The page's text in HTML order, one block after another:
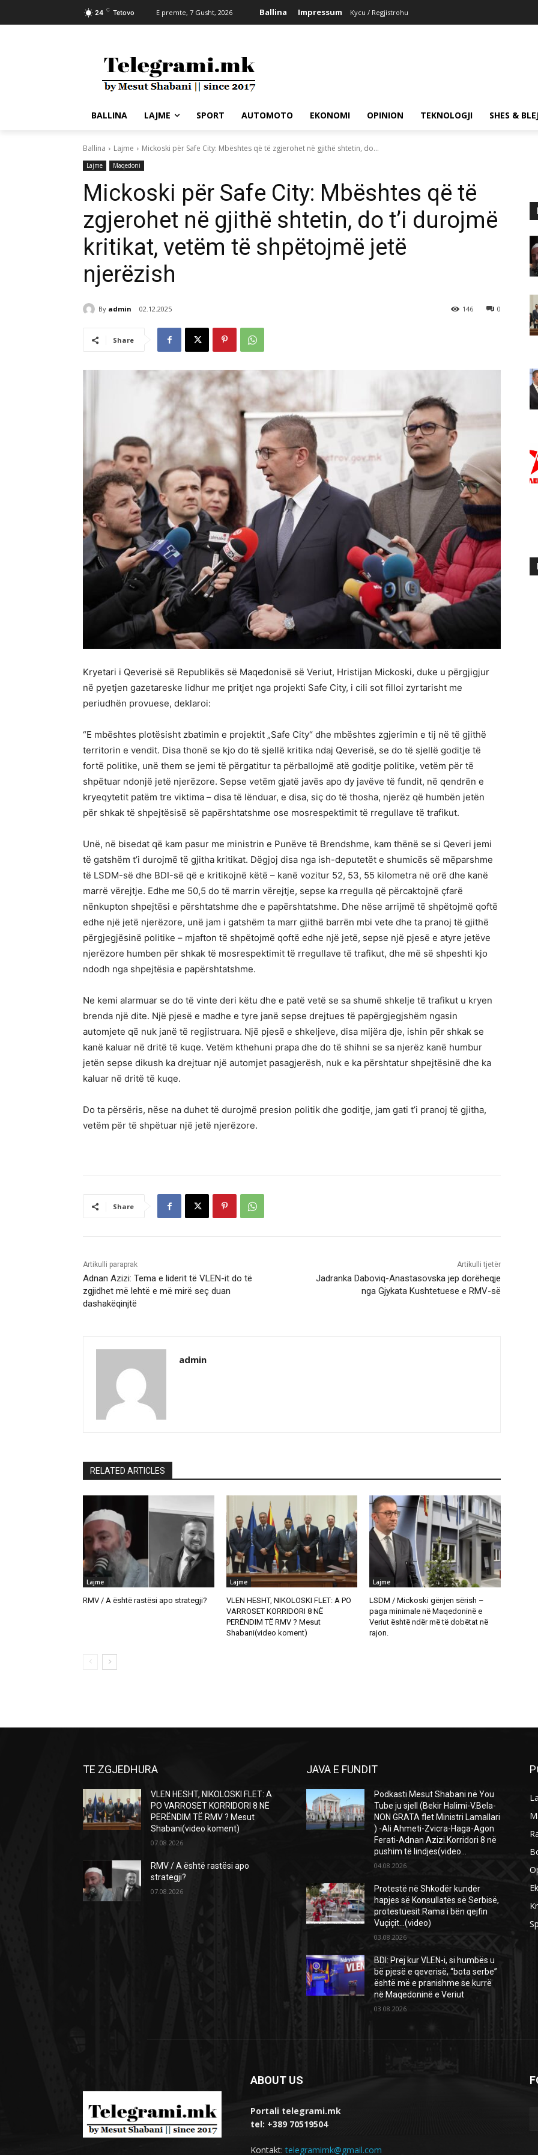
24 C Tetovo E premte, 7 Gusht, 2026 Ballina Impressum Kycu / Regjistrohu
BALLINA LAJME SPORT AUTOMOTO EKONOMI OPINION TEKNOLOGJI SHES &
Ballina Lajme Mickoski për Safe City: Mbështes që të zgjerohet në gjithë shtetin, do...
Lajme Maqedoni
Mickoski për Safe City: Mbështes që të
zgjerohet në gjithë shtetin, do t’i durojmë
kritikat, vetëm të shpëtojmë jetë
njerëzish
By admin 02.12.2025 0
146
Share
Kryetari i Qeverisë së Republikës së Maqedonisë së Veriut, Hristijan Mickoski, duke u përgjigjur
në pyetjen gazetareske lidhur me pritjet nga projekti Safe City, i cili sot filloi zyrtarisht me
periudhën provuese, deklaroi:
“E mbështes plotësisht zbatimin e projektit „Safe City“ dhe mbështes zgjerimin e tij në të gjithë
territorin e vendit. Disa thonë se kjo do të sjellë kritika ndaj Qeverisë, se do të sjellë goditje të
fortë politike, unë them se jemi të përgatitur ta përballojmë atë goditje politike, vetëm për të
shpëtuar ndonjë jetë njerëzore. Sepse vetëm gjatë javës apo dy javëve të fundit, në qendrën e
kryeqytetit patëm tre viktima – disa të lënduar, e disa, siç do të thosha, njerëz që humbën jetën
për shkak të shpejtësisë së papërshtatshme ose mosrespektimit të rregullave të trafikut.
Unë, në bisedat që kam pasur me ministrin e Punëve të Brendshme, kam thënë se si Qeveri jemi
të gatshëm t’i durojmë të gjitha kritikat. Dëgjoj disa nga ish-deputetët e shumicës së mëparshme
të LSDM-së dhe BDI-së që e kritikojnë këtë – kanë vozitur 52, 53, 55 kilometra në orë dhe kanë
marrë vërejtje. Edhe me 50,5 do të marrin vërejtje, sepse ka rregulla që përcaktojnë çfarë
nënkupton shpejtësi e përshtatshme dhe e papërshtatshme. Dhe nëse arrijmë të shpëtojmë qoftë
edhe një jetë njerëzore, unë jam i gatshëm ta marr gjithë barrën mbi vete dhe ta pranoj të gjithë
përgjegjësinë politike – mjafton të shpëtojmë qoftë edhe një jetë, sepse një pjesë e atyre jetëve
njerëzore humben për shkak të mosrespektimit të rregullave të trafikut, dhe më së shpeshti kjo
ndodh nga shpejtësia e papërshtatshme.
Ne kemi alarmuar se do të vinte deri këtu dhe e patë vetë se sa shumë shkelje të trafikut u kryen
brenda një dite. Një pjesë e madhe e tyre janë sepse drejtues të papërgjegjshëm ngasin
automjete që nuk janë të regjistruara. Një pjesë e shkeljeve, disa mijëra dje, ishin për shkak se
kanë kaluar në dritë të kuqe. Vetëm kthehuni prapa dhe do të shihni se sa njerëz kanë humbur
jetën sepse dikush ka drejtuar një automjet pasagjerësh, nuk e ka përshtatur shpejtësinë dhe ka
kaluar në dritë të kuqe.
Do ta përsëris, nëse na duhet të durojmë presion politik dhe goditje, jam gati t’i pranoj të gjitha,
vetëm për të shpëtuar një jetë njerëzore.
Share
Artikulli paraprak
Adnan Azizi: Tema e liderit të VLEN-it do të
zgjidhet më lehtë e më mirë seç duan
dashakëqinjtë
Artikulli tjetër
Jadranka Daboviq-Anastasovska jep dorëheqje
nga Gjykata Kushtetuese e RMV-së
admin
RELATED ARTICLES
Lajme
RMV / A është rastësi apo strategji?
Lajme
VLEN HESHT, NIKOLOSKI FLET: A PO
VARROSET KORRIDORI 8 NË
PERËNDIM TË RMV ? Mesut
Shabani(video koment)
Lajme
LSDM / Mickoski gënjen sërish –
paga minimale në Maqedoninë e
Veriut është ndër më të dobëtat në
rajon.
TE ZGJEDHURA
VLEN HESHT, NIKOLOSKI FLET: A
PO VARROSET KORRIDORI 8 NË
PERËNDIM TË RMV ? Mesut
Shabani(video koment)
07.08.2026
RMV / A është rastësi apo
strategji?
07.08.2026
JAVA E FUNDIT
Podkasti Mesut Shabani në You
Tube ju sjell (Bekir Halimi-V.Bela-
NON GRATA flet Ministri Lamallari
) -Ali Ahmeti-Zvicra-Haga-Agon
Ferati-Adnan Azizi.Korridori 8 në
pushim të lindjes(video...
04.08.2026
Protestë në Shkodër kundër
hapjes së Konsullatës së Serbisë,
protestuesit:Rama i bën qejfin
Vuçiçit…(video)
03.08.2026
BDI: Prej kur VLEN-i, si humbës u
bë pjesë e qeverisë, “bota serbe”
është më e pranishme se kurrë
në Maqedoninë e Veriut
03.08.2026
ABOUT US
Portali telegrami.mk
tel: +389 70519504
Kontakt:telegramimk@gmail.com